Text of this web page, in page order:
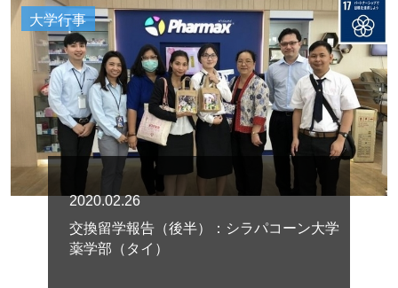
大学行事
2020.02.26
交換留学報告（後半）：シラパコーン大学
薬学部（タイ）